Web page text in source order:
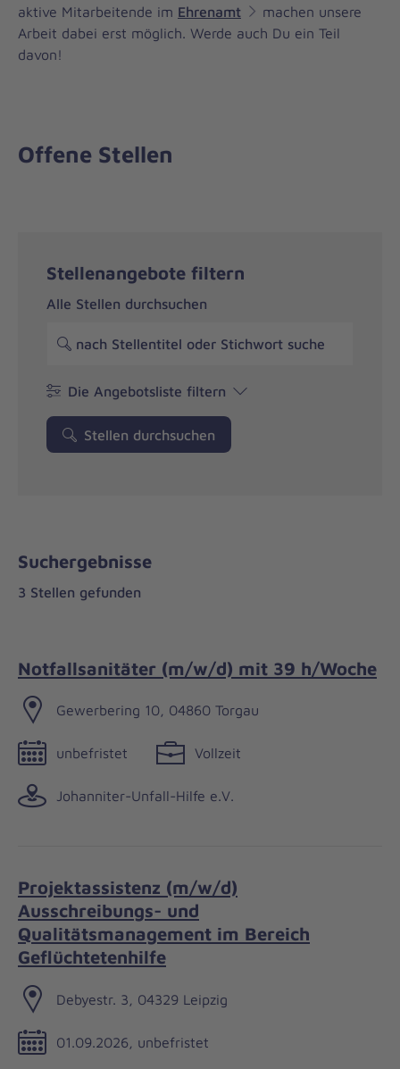
aktive Mitarbeitende im Ehrenamt
machen unsere
Arbeit dabei erst möglich. Werde auch Du ein Teil
davon!
Offene Stellen
Stellenangebote filtern
Alle Stellen durchsuchen
Die Angebotsliste filtern
Stellen durchsuchen
Suchergebnisse
3 Stellen gefunden
Notfallsanitäter (m/w/d) mit 39 h/Woche
Gewerbering 10, 04860 Torgau
unbefristet Vollzeit
Johanniter-Unfall-Hilfe e.V.
Projektassistenz (m/w/d)
Ausschreibungs- und
Qualitätsmanagement im Bereich
Geflüchtetenhilfe
Debyestr. 3, 04329 Leipzig
01.09.2026, unbefristet